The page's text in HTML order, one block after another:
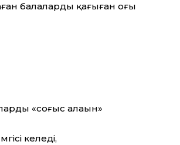
балалардың қаңғыған оғы
«соғыс алаңын»
келеді,